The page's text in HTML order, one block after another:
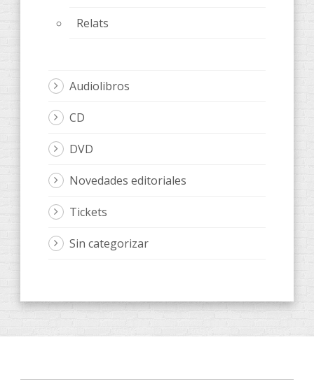
Relats
Audiolibros
CD
DVD
Novedades editoriales
Tickets
Sin categorizar